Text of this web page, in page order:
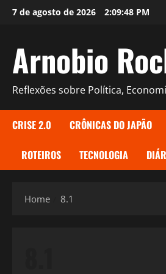
Skip7 de agosto de 2026 2:09:48 PM
Arnobio
Reflexões sobre Política,
CRISE 2.0 CRÔNICAS DO JAPÃO
ROTEIROS TECNOLOGIA
Home 8.1